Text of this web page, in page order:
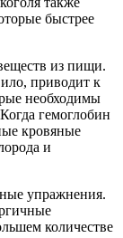
быстрее
из пищи.
приводит к
необходимы
гемоглобин
кровяные
и
упражнения.
количестве